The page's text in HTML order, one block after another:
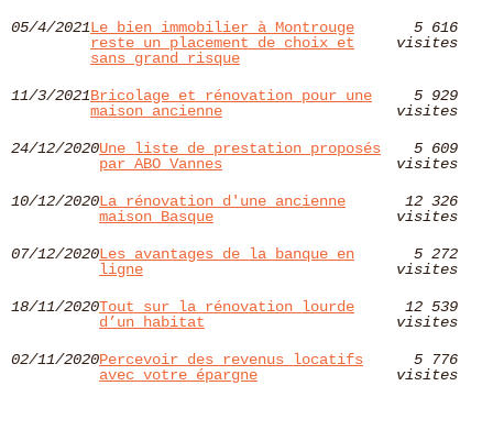
05/4/2021Le bien immobilier à Montrouge
reste un placement de choix et
sans grand risque
5 616
visites
11/3/2021Bricolage et rénovation pour une
maison ancienne
5 929
visites
24/12/2020Une liste de prestation proposés
par ABO Vannes
5 609
visites
10/12/2020La rénovation d'une ancienne
maison Basque
12 326
visites
07/12/2020Les avantages de la banque en
ligne
5 272
visites
18/11/2020Tout sur la rénovation lourde
d’un habitat
12 539
visites
02/11/2020Percevoir des revenus locatifs
avec votre épargne
5 776
visites